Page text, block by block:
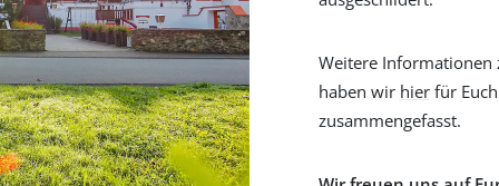
Weitere Informationen
haben wir hierfür Euch
zusammengefasst.